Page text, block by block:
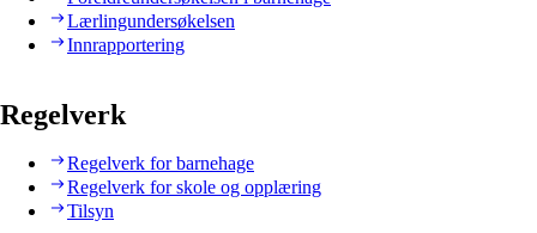
Lærlingundersøkelsen
Innrapportering
Regelverk
Regelverk for barnehage
Regelverk for skole og opplæring
Tilsyn